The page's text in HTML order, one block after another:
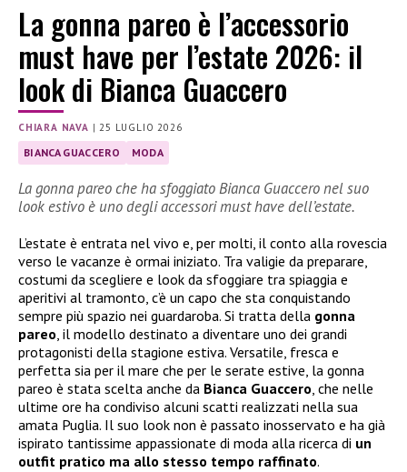
La gonna pareo è l’accessorio
must have per l’estate 2026: il
look di Bianca Guaccero
CHIARA NAVA | 25 LUGLIO 2026
BIANCA GUACCERO MODA
La gonna pareo che ha sfoggiato Bianca Guaccero nel suo
look estivo è uno degli accessori must have dell’estate.
L’estate è entrata nel vivo e, per molti, il conto alla rovescia
verso le vacanze è ormai iniziato. Tra valigie da preparare,
costumi da scegliere e look da sfoggiare tra spiaggia e
aperitivi al tramonto, c’è un capo che sta conquistando
sempre più spazio nei guardaroba. Si tratta della gonna
pareo, il modello destinato a diventare uno dei grandi
protagonisti della stagione estiva. Versatile, fresca e
perfetta sia per il mare che per le serate estive, la gonna
pareo è stata scelta anche da Bianca Guaccero, che nelle
ultime ore ha condiviso alcuni scatti realizzati nella sua
amata Puglia. Il suo look non è passato inosservato e ha già
ispirato tantissime appassionate di moda alla ricerca di un
outfit pratico ma allo stesso tempo raffinato.